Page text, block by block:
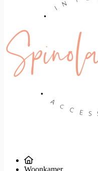
Woonkamer